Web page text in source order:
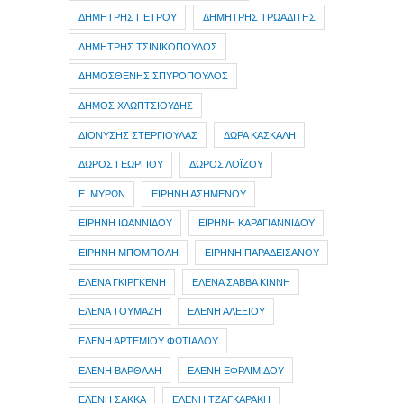
ΔΗΜΗΤΡΗΣ ΠΕΤΡΟΥ ΔΗΜΗΤΡΗΣ ΤΡΩΑΔΙΤΗΣ
ΔΗΜΗΤΡΗΣ ΤΣΙΝΙΚΟΠΟΥΛΟΣ
ΔΗΜΟΣΘΕΝΗΣ ΣΠΥΡΟΠΟΥΛΟΣ
ΔΗΜΟΣ ΧΛΩΠΤΣΙΟΥΔΗΣ
ΔΙΟΝΥΣΗΣ ΣΤΕΡΓΙΟΥΛΑΣ ΔΩΡΑ ΚΑΣΚΑΛΗ
ΔΩΡΟΣ ΓΕΩΡΓΙΟΥ ΔΩΡΟΣ ΛΟΪΖΟΥ
Ε. ΜΥΡΩΝ ΕΙΡΗΝΗ ΑΣΗΜΕΝΟΥ
ΕΙΡΗΝΗ ΙΩΑΝΝΙΔΟΥ ΕΙΡΗΝΗ ΚΑΡΑΓΙΑΝΝΙΔΟΥ
ΕΙΡΗΝΗ ΜΠΟΜΠΟΛΗ ΕΙΡΗΝΗ ΠΑΡΑΔΕΙΣΑΝΟΥ
ΕΛΕΝΑ ΓΚΙΡΓΚΕΝΗ ΕΛΕΝΑ ΣΑΒΒΑ ΚΙΝΝΗ
ΕΛΕΝΑ ΤΟΥΜΑΖΗ ΕΛΕΝΗ ΑΛΕΞΙΟΥ
ΕΛΕΝΗ ΑΡΤΕΜΙΟΥ ΦΩΤΙΑΔΟΥ
ΕΛΕΝΗ ΒΑΡΘΑΛΗ ΕΛΕΝΗ ΕΦΡΑΙΜΙΔΟΥ
ΕΛΕΝΗ ΣΑΚΚΑ ΕΛΕΝΗ ΤΖΑΓΚΑΡΑΚΗ